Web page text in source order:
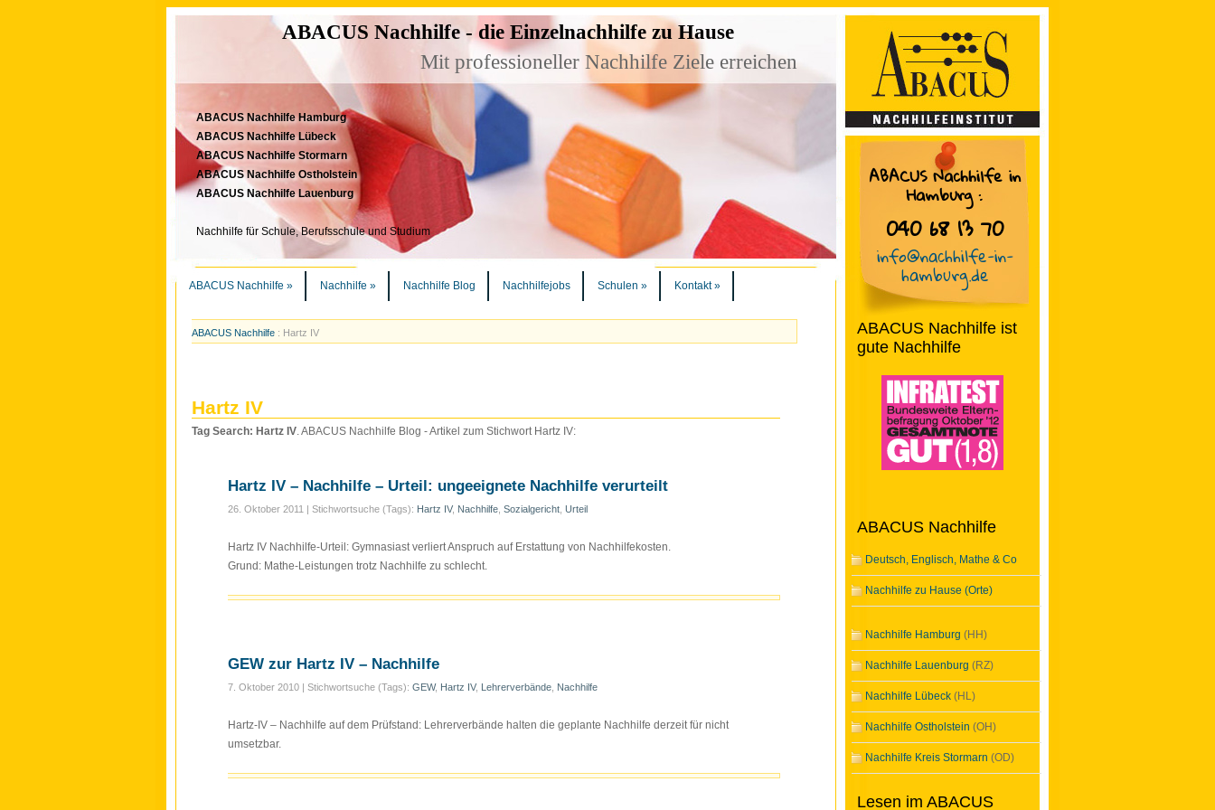
ABACUS Nachhilfe in
Hamburg:
040 68 13 70
info@nachhilfe-in-
hamburg.de
ABACUS Nachhilfe - die Einzelnachhilfe zu Hause
Mit professioneller Nachhilfe Ziele erreichen
ABACUS Nachhilfe Hamburg
ABACUS Nachhilfe Lübeck
ABACUS Nachhilfe Stormarn
ABACUS Nachhilfe Ostholstein
ABACUS Nachhilfe Lauenburg
Nachhilfe für Schule, Berufsschule und Studium
ABACUS Nachhilfe » Nachhilfe » Nachhilfe Blog Nachhilfejobs Schulen » Kontakt»
ABACUS Nachhilfe : Hartz IV
Hartz IV
Tag Search: Hartz IV. ABACUS Nachhilfe Blog - Artikel zum Stichwort Hartz IV:
Hartz IV – Nachhilfe – Urteil: ungeeignete Nachhilfe verurteilt
26. Oktober 2011 | Stichwortsuche (Tags): Hartz IV, Nachhilfe Sozialgericht Urteil
Hartz IV Nachhilfe-Urteil: Gymnasiast verliert Anspruch auf Erstattung von Nachhilfekosten.
Grund: Mathe-Leistungen trotz Nachhilfe zu schlecht.
GEW zur Hartz IV – Nachhilfe
7. Oktober 2010 | Stichwortsuche (Tags): GEW, Hartz IV, Lehrerverbände Nachhilfe
Hartz-IV – Nachhilfe auf dem Prüfstand: Lehrerverbände halten die geplante Nachhilfe derzeit für nicht
umsetzbar.
ABACUS Nachhilfe ist
gute Nachhilfe
ABACUS Nachhilfe
Deutsch, Englisch, Mathe & Co
Nachhilfe zu Hause (Orte)
Nachhilfe Hamburg (HH)
Nachhilfe Lauenburg (RZ)
Nachhilfe Lübeck (HL)
Nachhilfe Ostholstein (OH)
Nachhilfe Kreis Stormarn (OD)
Lesen im ABACUS